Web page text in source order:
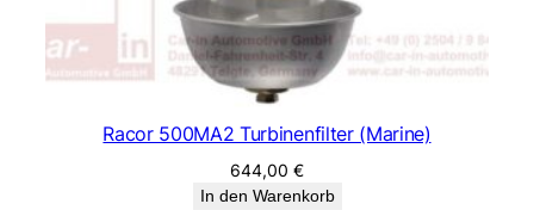
Racor 500MA2 Turbinenfilter (Marine)
644,00 €
In den Warenkorb